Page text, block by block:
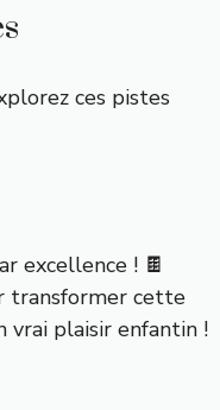
ces pistes
excellence ! 🍫
transformer cette
vrai plaisir enfantin !